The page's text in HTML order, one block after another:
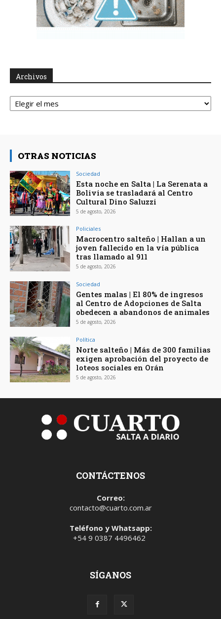
Archivos
Archivos
OTRAS NOTICIAS
Sociedad
Esta noche en Salta | La Serenata a
Bolivia se trasladará al Centro
Cultural Dino Saluzzi
5 de agosto, 2026
Policiales
Macrocentro salteño | Hallan a un
joven fallecido en la vía pública
tras llamado al 911
5 de agosto, 2026
Sociedad
Gentes malas | El 80% de ingresos
al Centro de Adopciones de Salta
obedecen a abandonos de animales
5 de agosto, 2026
Política
Norte salteño | Más de 300 familias
exigen aprobación del proyecto de
loteos sociales en Orán
5 de agosto, 2026
CONTÁCTENOS
Correo:
contacto@cuarto.com.ar
Teléfono y Whatsapp:
+54 9 0387 4496462
SÍGANOS